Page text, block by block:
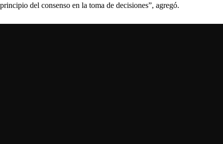
principio del consenso en la toma de decisiones”, agregó.